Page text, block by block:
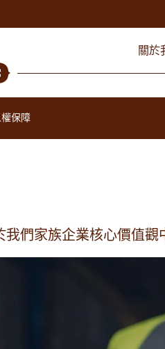
關於
權保障
們家族企業核心價值觀